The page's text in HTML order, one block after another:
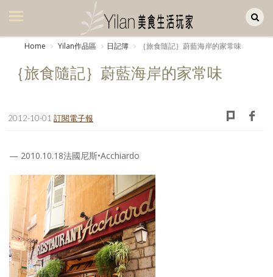
美食集
生活風
書房集
日記簿
餐桌週記
享樂隨手拍
Home Yilan作品區 日記簿 ｛旅食隨記｝蔚藍海岸的家常味
｛旅食隨記｝蔚藍海岸的家常味
2012-10-01 訂閱電子報
— 2010.10.18法國尼斯•Acchiardo